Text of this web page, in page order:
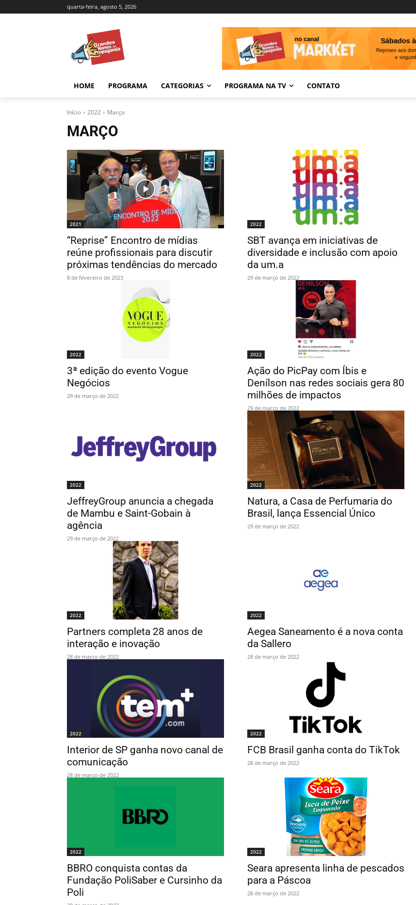
quarta-feira, agosto 5, 2026
HOME PROGRAMA CATEGORIAS PROGRAMA NA TV CONTATO
Início 2022 Março
MARÇO
2021
“Reprise” Encontro de mídias
reúne profissionais para discutir
próximas tendências do mercado
8 de fevereiro de 2023
2022
SBT avança em iniciativas de
diversidade e inclusão com apoio
da um.a
29 de março de 2022
2022
3ª edição do evento Vogue
Negócios
29 de março de 2022
2022
Ação do PicPay com Íbis e
Denílson nas redes sociais gera 80
milhões de impactos
29 de março de 2022
2022
JeffreyGroup anuncia a chegada
de Mambu e Saint-Gobain à
agência
29 de março de 2022
2022
Natura, a Casa de Perfumaria do
Brasil, lança Essencial Único
29 de março de 2022
2022
Partners completa 28 anos de
interação e inovação
28 de março de 2022
2022
Aegea Saneamento é a nova conta
da Sallero
28 de março de 2022
2022
Interior de SP ganha novo canal de
comunicação
28 de março de 2022
2022
FCB Brasil ganha conta do TikTok
28 de março de 2022
2022
BBRO conquista contas da
Fundação PoliSaber e Cursinho da
Poli
2022
Seara apresenta linha de pescados
para a Páscoa
28 de março de 2022